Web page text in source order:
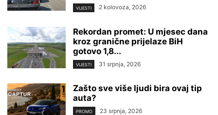
VIJESTI 2 kolovoza, 2026
Rekordan promet: U mjesec dana
kroz granične prijelaze BiH
gotovo 1,8...
VIJESTI 31 srpnja, 2026
Zašto sve više ljudi bira ovaj tip
auta?
PROMO 23 srpnja, 2026